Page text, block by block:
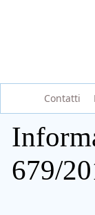
Contatti
679/